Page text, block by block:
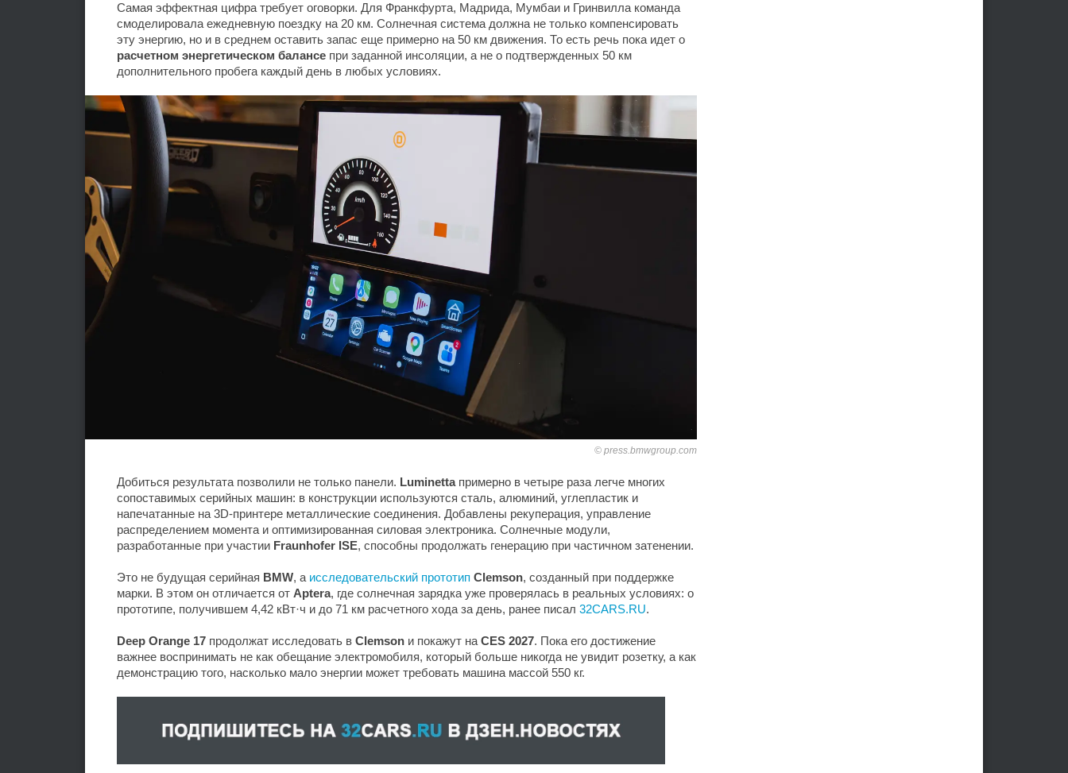
Самая эффектная цифра требует оговорки. Для Франкфурта, Мадрида, Мумбаи и Гринвилла команда
смоделировала ежедневную поездку на 20 км. Солнечная система должна не только компенсировать
эту энергию, но и в среднем оставить запас еще примерно на 50 км движения. То есть речь пока идет о
расчетном энергетическом балансе при заданной инсоляции, а не о подтвержденных 50 км
дополнительного пробега каждый день в любых условиях.
press.bmwgroup.com
Добиться результата позволили не только панели. Luminettaпримерно в четыре раза легче многих
сопоставимых серийных машин: в конструкции используются сталь, алюминий, углепластик и
напечатанные на 3D-принтере металлические соединения. Добавлены рекуперация, управление
распределением момента и оптимизированная силовая электроника. Солнечные модули,
разработанные при участии Fraunhofer ISE, способны продолжать генерацию при частичном затенении.
Это не будущая серийная BMW, а исследовательский прототип Clemson, созданный при поддержке
марки. В этом он отличается от Aptera, где солнечная зарядка уже проверялась в реальных условиях: о
прототипе, получившем 4,42 кВт·ч и до 71 км расчетного хода за день, ранее писал 32CARS.RU.
Deep Orange 17 продолжат исследовать в Clemson и покажут на CES 2027. Пока его достижение
важнее воспринимать не как обещание электромобиля, который больше никогда не увидит розетку, а как
демонстрацию того, насколько мало энергии может требовать машина массой 550 кг.